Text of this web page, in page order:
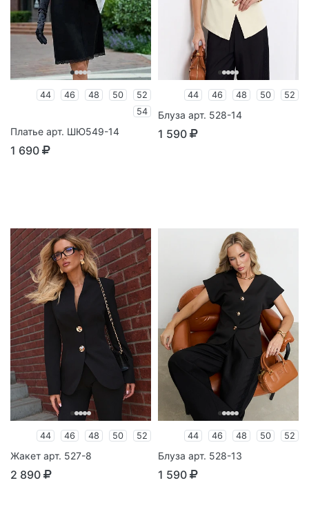
44 46 48 50
52
54
Платье арт. ШЮ549-14
1 690
44 46 48 50 52
Блуза арт. 528-14
1 590
44 46 48 50 52
Жакет арт. 527-8
2 890
44 46 48 50 52
Блуза арт. 528-13
1 590